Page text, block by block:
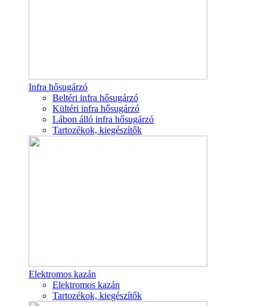
Infra hősugárzó
Beltéri infra hősugárzó
Kültéri infra hősugárzó
Lábon álló infra hősugárzó
Tartozékok, kiegészítők
Elektromos kazán
Elektromos kazán
Tartozékok, kiegészítők